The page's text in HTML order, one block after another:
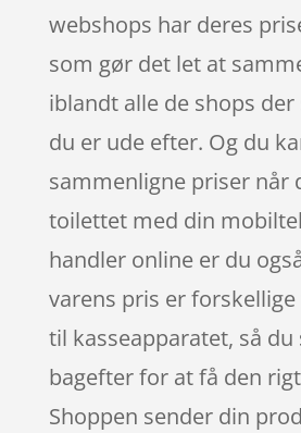
webshops har deres
som gør det let at
iblandt alle de shops
du er ude efter. Og du
sammenligne priser når
toilettet med din
handler online er du
varens pris er
til kasseapparatet, så du
bagefter for at få den
Shoppen sender din